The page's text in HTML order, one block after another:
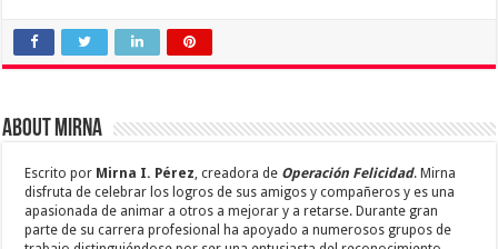
About Mirna
Escrito por Mirna I. Pérez , creadora de Operación Felicidad. Mirna
disfruta de celebrar los logros de sus amigos y compañeros y es una
apasionada de animar a otros a mejorar y a retarse. Durante gran
parte de su carrera profesional ha apoyado a numerosos grupos de